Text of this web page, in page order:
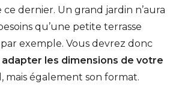
dernier. Un grand jardin n’aura
qu’une petite terrasse
exemple. Vous devrez donc
adapter les dimensions de votre
mais également son format.